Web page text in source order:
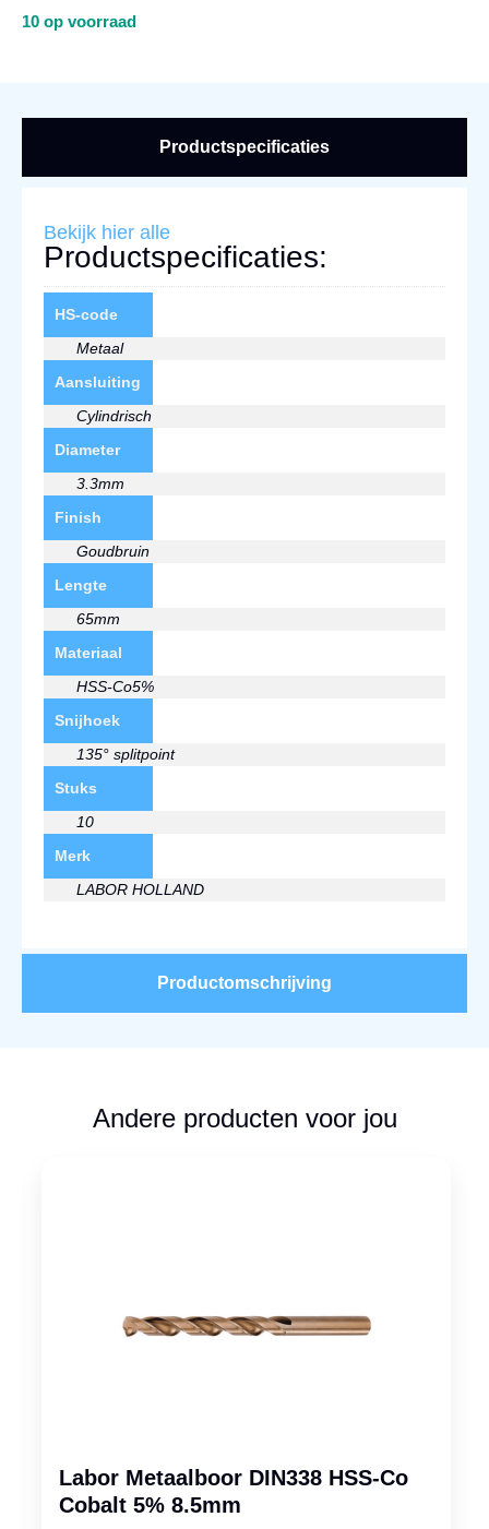
10 op voorraad
Productspecificaties
Productomschrijving
Bekijk hier alle
Productspecificaties:
HS-code
Metaal
Aansluiting
Cylindrisch
Diameter
3.3mm
Finish
Goudbruin
Lengte
65mm
Materiaal
HSS-Co5%
Snijhoek
135° splitpoint
Stuks
10
Merk
LABOR HOLLAND
Andere producten voor jou
Labor Metaalboor DIN338 HSS-Co
Cobalt 5% 8.5mm